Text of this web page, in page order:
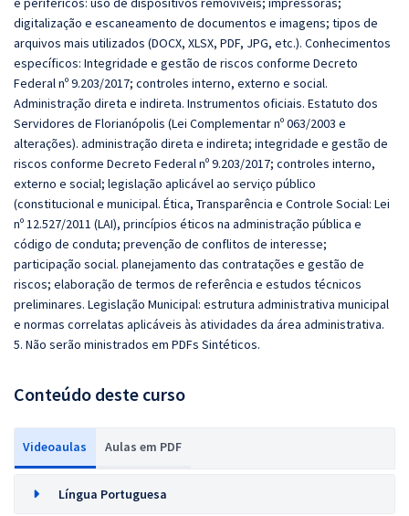
digitalização e escaneamento de documentos e imagens; tipos de
arquivos mais utilizados (DOCX, XLSX, PDF, JPG, etc.). Conhecimentos
específicos: Integridade e gestão de riscos conforme Decreto
Federal nº 9.203/2017; controles interno, externo e social.
Administração direta e indireta. Instrumentos oficiais. Estatuto dos
Servidores de Florianópolis (Lei Complementar nº 063/2003 e
alterações). administração direta e indireta; integridade e gestão de
riscos conforme Decreto Federal nº 9.203/2017; controles interno,
externo e social; legislação aplicável ao serviço público
(constitucional e municipal. Ética, Transparência e Controle Social: Lei
nº 12.527/2011 (LAI), princípios éticos na administração pública e
código de conduta; prevenção de conflitos de interesse;
participação social. planejamento das contratações e gestão de
riscos; elaboração de termos de referência e estudos técnicos
preliminares. Legislação Municipal: estrutura administrativa municipal
e normas correlatas aplicáveis às atividades da área administrativa.
5. Não serão ministrados em PDFs Sintéticos.
Conteúdo deste curso
Videoaulas Aulas em PDF
Língua Portuguesa